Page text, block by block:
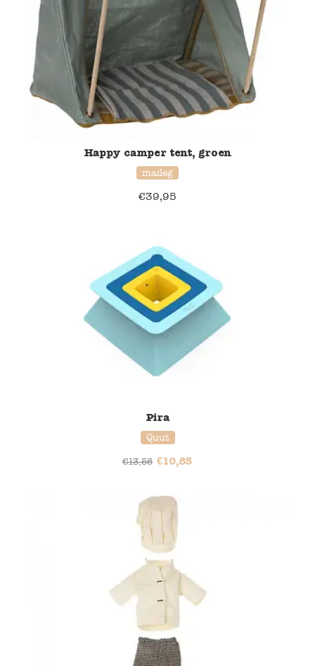
Happy camper tent, groen
maileg
€39,95
Pira
Quut
€13,56 €10,85